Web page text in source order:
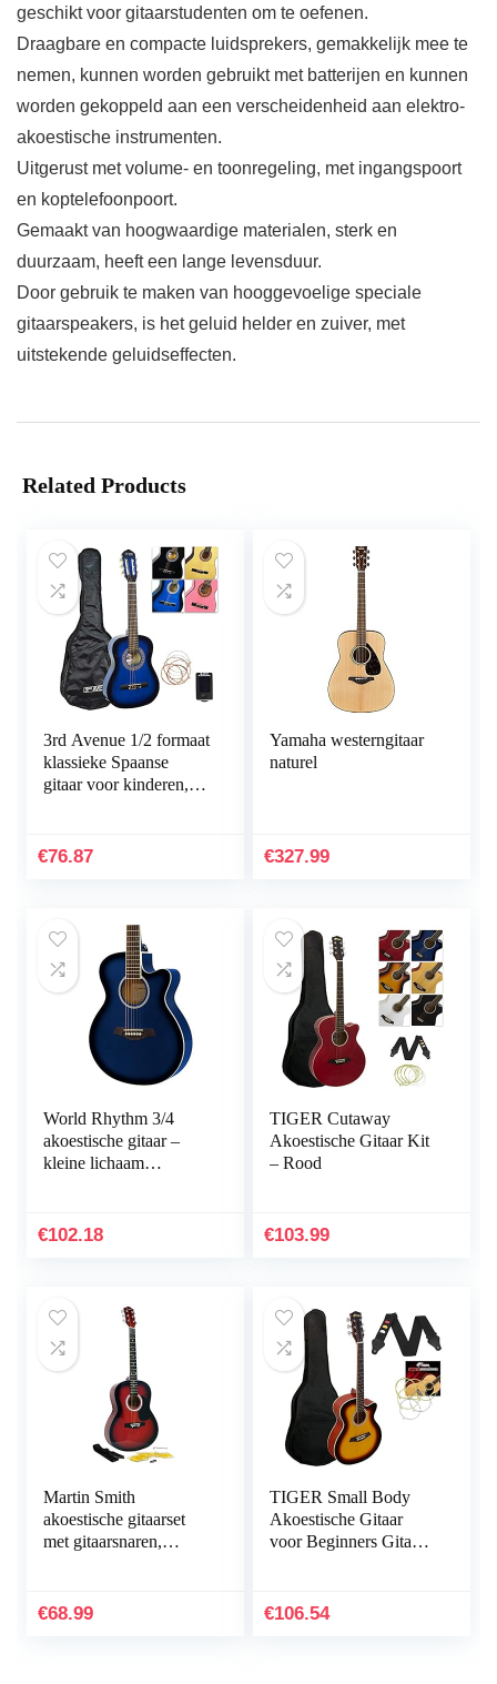
geschikt voor gitaarstudenten om te oefenen.
Draagbare en compacte luidsprekers, gemakkelijk mee te
nemen, kunnen worden gebruikt met batterijen en kunnen
worden gekoppeld aan een verscheidenheid aan elektro-
akoestische instrumenten.
Uitgerust met volume- en toonregeling, met ingangspoort
en koptelefoonpoort.
Gemaakt van hoogwaardige materialen, sterk en
duurzaam, heeft een lange levensduur.
Door gebruik te maken van hooggevoelige speciale
gitaarspeakers, is het geluid helder en zuiver, met
uitstekende geluidseffecten.
Related Products
3rd Avenue 1/2 formaat
klassieke Spaanse
gitaar voor kinderen,
snaren – blauw
€76.87
Yamaha westerngitaar
naturel
€327.99
World Rhythm 3/4
akoestische gitaar –
kleine lichaam
€102.18
TIGER Cutaway
Akoestische Gitaar Kit
– Rood
€103.99
Martin Smith
akoestische gitaarset
met gitaarsnaren,
€68.99
TIGER Small Body
Akoestische Gitaar
voor Beginners Gitaar
€106.54